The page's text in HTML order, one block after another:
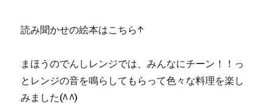
読み聞かせの絵本はこちら↑
まほうのでんしレンジでは、みんなにチーン！！っ
とレンジの音を鳴らしてもらって色々な料理を楽し
みました(^^)